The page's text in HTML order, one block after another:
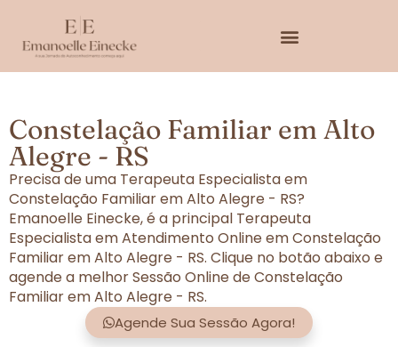
Constelação Familiar em Alto
Alegre - RS
Precisa de uma Terapeuta Especialista em
Constelação Familiar em Alto Alegre - RS?
Emanoelle Einecke, é a principal Terapeuta
Especialista em Atendimento Online em Constelação
Familiar em Alto Alegre - RS. Clique no botão abaixo e
agende a melhor Sessão Online de Constelação
Familiar em Alto Alegre - RS.
Agende Sua Sessão Agora!